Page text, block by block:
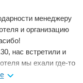
менеджеру
и организацию
нас встретили и
мы ехали где-то
же заселили в